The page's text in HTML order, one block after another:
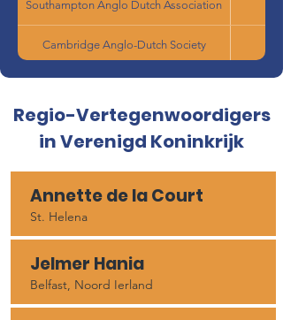
Southampton Anglo Dutch Association
Cambridge Anglo-Dutch Society
De Dutch Women of Surrey
The Dutch Circle MK
Regio-Vertegenwoordigers
in Verenigd Koninkrijk
Annette de la Court
St. Helena
Jelmer Hania
Belfast, Noord Ierland